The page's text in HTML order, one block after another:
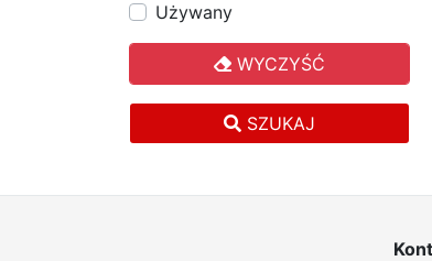
Używany
WYCZYŚĆ
SZUKAJ